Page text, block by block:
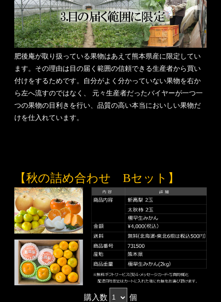
肥後庵が取り扱っている果物はあえて熊本県産に限定してい
ます。その理由は目の届く範囲の信頼できる生産者から買い
付けをするためです。自分がよく分かっていない果物を右か
ら左へ流すのではなく、 元々生産者だったバイヤーが一つ一
つの果物の目利きを行い、品質の高い本当においしい果物だ
けを仕入れています。
【秋の詰め合わせ Bセット】
購入数 個